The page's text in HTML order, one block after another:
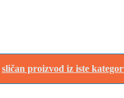
sličan proizvod iz iste